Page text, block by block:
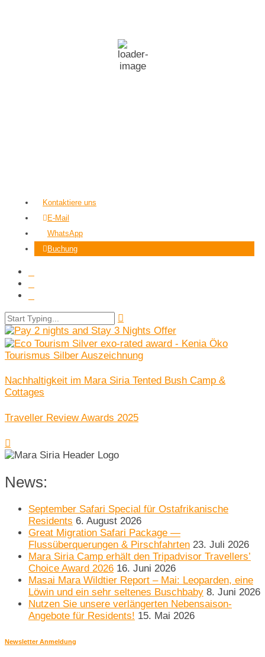
Broken Clouds
Wind Gust:
Clouds:
Kontaktiere uns
E-Mail
WhatsApp
Buchung
Nachhaltigkeit im Mara Siria Tented Bush Camp &
Cottages
Traveller Review Awards 2025
News:
September Safari Special für Ostafrikanische
Residents 6. August 2026
Great Migration Safari Package —
Flussüberquerungen & Pirschfahrten 23. Juli 2026
Mara Siria Camp erhält den Tripadvisor Travellers’
Choice Award 2026 16. Juni 2026
Masai Mara Wildtier Report – Mai: Leoparden, eine
Löwin und ein sehr seltenes Buschbaby 8. Juni 2026
Nutzen Sie unsere verlängerten Nebensaison-
Angebote für Residents! 15. Mai 2026
Newsletter Anmeldung